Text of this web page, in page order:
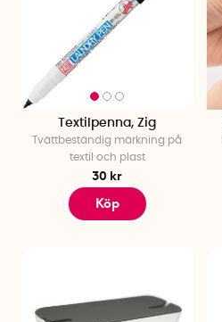
Textilpenna, Zig
Tvättbeständig märkning på
textil och plast
30 kr
Köp